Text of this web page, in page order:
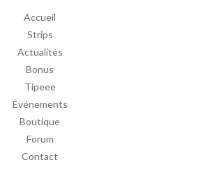
Accueil
Strips
Actualités
Bonus
Tipeee
Événements
Boutique
Forum
Contact